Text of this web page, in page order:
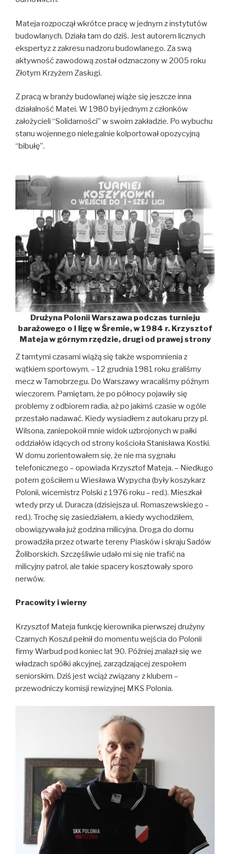
Mateja rozpoczął wkrótce pracę w jednym z instytutów
budowlanych. Działa tam do dziś. Jest autorem licznych
ekspertyz z zakresu nadzoru budowlanego. Za swą
aktywność zawodową został odznaczony w 2005 roku
Złotym Krzyżem Zasługi.
Z pracą w branży budowlanej wiąże się jeszcze inna
działalność Matei. W 1980 był jednym z członków
założycieli “Solidarności” w swoim zakładzie. Po wybuchu
stanu wojennego nielegalnie kolportował opozycyjną
“bibułę”.
Drużyna Polonii Warszawa podczas turnieju
barażowego o I ligę w Śremie, w 1984 r. Krzysztof
Mateja w górnym rzędzie, drugi od prawej strony
Z tamtymi czasami wiążą się także wspomnienia z
wątkiem sportowym. – 12 grudnia 1981 roku graliśmy
mecz w Tarnobrzegu. Do Warszawy wracaliśmy późnym
wieczorem. Pamiętam, że po północy pojawiły się
problemy z odbiorem radia, aż po jakimś czasie w ogóle
przestało nadawać. Kiedy wysiadłem z autokaru przy pl.
Wilsona, zaniepokoił mnie widok uzbrojonych w pałki
oddziałów idących od strony kościoła Stanisława Kostki.
W domu zorientowałem się, że nie ma sygnału
telefonicznego – opowiada Krzysztof Mateja. – Niedługo
potem gościłem u Wiesława Wypycha (były koszykarz
Polonii, wicemistrz Polski z 1976 roku – red.). Mieszkał
wtedy przy ul. Duracza (dzisiejsza ul. Romaszewskiego –
red.). Trochę się zasiedziałem, a kiedy wychodziłem,
obowiązywała już godzina milicyjna. Droga do domu
prowadziła przez otwarte tereny Piasków i skraju Sadów
Żoliborskich. Szczęśliwie udało mi się nie trafić na
milicyjny patrol, ale takie spacery kosztowały sporo
nerwów.
Pracowity i wierny
Krzysztof Mateja funkcję kierownika pierwszej drużyny
Czarnych Koszul pełnił do momentu wejścia do Polonii
firmy Warbud pod koniec lat 90. Później znalazł się we
władzach spółki akcyjnej, zarządzającej zespołem
seniorskim. Dziś jest wciąż związany z klubem –
przewodniczy komisji rewizyjnej MKS Polonia.